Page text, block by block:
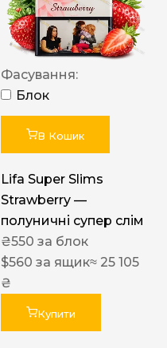
Фасування:
Блок
В Кошик
Lifa Super Slims
Strawberry —
полуничні супер слім
₴550 за блок
$560 за ящик≈ 25 105
₴
Купити